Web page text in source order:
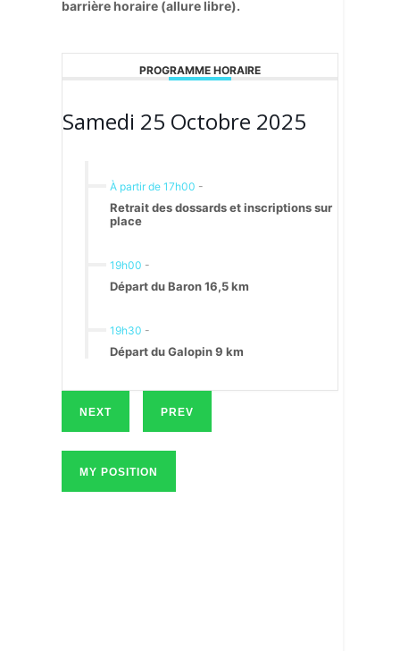
barrière horaire (allure libre).
PROGRAMME HORAIRE
Samedi 25 Octobre 2025
À partir de 17h00 -
Retrait des dossards et inscriptions sur
place
19h00 -
Départ du Baron 16,5 km
19h30 -
Départ du Galopin 9 km
NEXT PREV
MY POSITION